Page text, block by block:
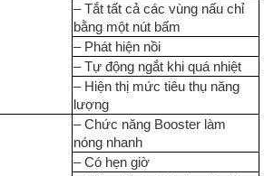
– Tắt tất cả các vùng nấu chỉ
bằng một nút bấm
– Phát hiện nồi
– Tự động ngắt khi quá nhiệt
– Hiện thị mức tiêu thụ năng
lượng
– Chức năng Booster làm
nóng nhanh
– Có hẹn giờ